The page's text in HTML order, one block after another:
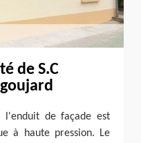
de S.C
l'enduit de façade est
à haute pression. Le